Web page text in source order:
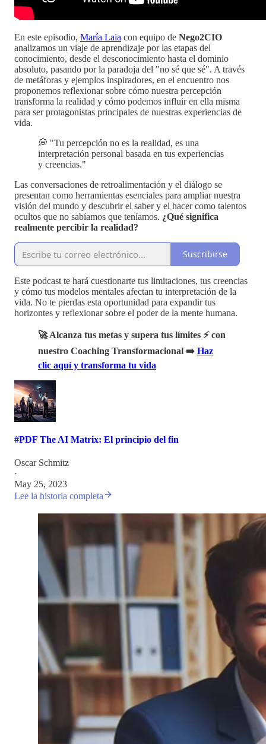
En este episodio, María Laia con equipo de Nego2CIO
analizamos un viaje de aprendizaje por las etapas del
conocimiento, desde el desconocimiento hasta el dominio
absoluto, pasando por la paradoja del "no sé que sé". A través
de metáforas y ejemplos inspiradores, en el encuentro nos
proponemos reflexionar sobre cómo nuestra percepción
transforma la realidad y cómo podemos influir en ella misma
para ser protagonistas principales de nuestras experiencias de
vida.
💭 "Tu percepción no es la realidad, es una
interpretación personal basada en tus experiencias
y creencias."
Las conversaciones de retroalimentación y el diálogo se
presentan como herramientas esenciales para ampliar nuestra
visión del mundo y descubrir el saber y el hacer como talentos
ocultos que no sabíamos que teníamos. ¿Qué significa
realmente percibir la realidad?
Suscribirse
Este podcast te hará cuestionarte tus limitaciones, tus creencias
y cómo tus modelos mentales afectan tu interpretación de la
vida. No te pierdas esta oportunidad para expandir tus
horizontes y reflexionar sobre el poder de la mente humana.
🚀 Alcanza tus metas y supera tus límites ⚡ con
nuestro Coaching Transformacional ➡️ Haz
clic aquí y transforma tu vida
#PDF The AI Matrix: El principio del fin
Oscar Schmitz
·
May 25, 2023
Lee la historia completa